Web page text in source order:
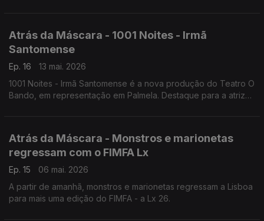
Atrás da Máscara - 1001 Noites - Irmã
Santomense
Ep. 16
13 mai. 2026
1001 Noites - Irmã Santomense é a nova produção do Teatro O
Bando, em representação em Palmela. Destaque para a atriz
Atrás da Máscara - Monstros e marionetas
regressam com o FIMFA Lx
Ep. 15
06 mai. 2026
A partir de amanhã, monstros e marionetas regressam a Lisboa
para mais uma edição do FIMFA - a Lx 26.